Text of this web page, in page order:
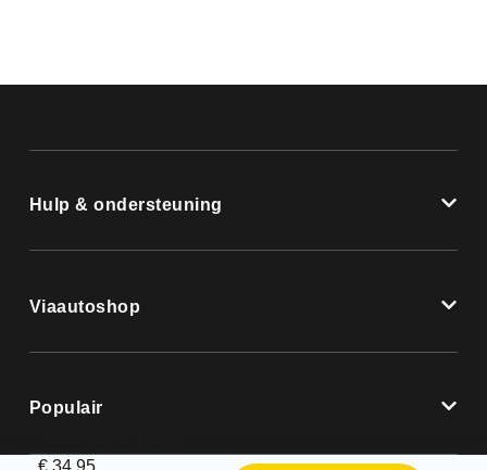
Hulp & ondersteuning
Viaautoshop
Populair
€ 34,95